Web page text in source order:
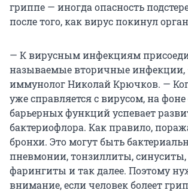
гриппе — иногда опасность
после того, как вирус покинул
— К вирусным инфекциям
называемые вторичные инфекции,
иммунолог Николай Крючков. —
уже справляется с вирусом, на
барьерных функций успевает
бактериофлора. Как правило,
бронхи. Это могут быть
пневмонии, тонзиллиты,
фарингиты и так далее. Поэтому
внимание, если человек болеет